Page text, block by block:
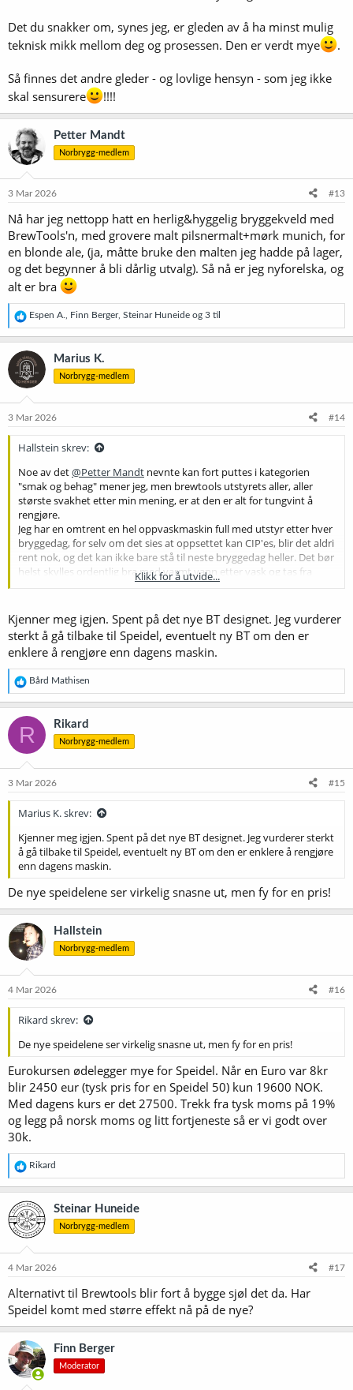
Det du snakker om, synes jeg, er gleden av å ha minst mulig
teknisk mikk mellom deg og prosessen. Den er verdt mye
.
Så finnes det andre gleder - og lovlige hensyn - som jeg ikke
skal sensurere
!!!!
Petter Mandt
Norbrygg-medlem
3 Mar 2026 #13
Nå har jeg nettopp hatt en herlig&hyggelig bryggekveld med
BrewTools'n, med grovere malt pilsnermalt+mørk munich, for
en blonde ale, (ja, måtte bruke den malten jeg hadde på lager,
og det begynner å bli dårlig utvalg). Så nå er jeg nyforelska, og
alt er bra
R
e
a
k
s
j
o
e
Espen A. Finn Berger, Steinar Huneide og 3 til
Marius K.
Norbrygg-medlem
3 Mar 2026 #14
Hallstein skrev:
Noe av det@Petter Mandt nevnte kan fort puttes i kategorien
"smak og behag" mener jeg, men brewtools utstyrets aller, aller
største svakhet etter min mening, er at den er alt for tungvint å
rengjøre.
Jeg har en omtrent en hel oppvaskmaskin full med utstyr etter hver
bryggedag, for selv om det sies at oppsettet kan CIP'es, blir det aldri
rent nok, og det kan ikke bare stå til neste bryggedag heller. Det bør
helst skylles ordentlig bra med varmt vann etter vask og tas fra
hverandre sånn at det får lufttørket skikkelig.
Når jeg brygga med speidel var følelsen etter hver bryggedag
"søren, var det ikke mer å rengjøre?!"
Nå kjennes det ut som at man aldri blir ferdig.
Hadde Speidel hatt en "Speidel 80L" hadde jeg vurdert å bytta
tilbake igjen, tror jeg.
Speidel 50L blir litt for liten, og 100-litringen er litt for stor, da den er
laget for 130 liter vørter, 100l ferdig øl. (pluss, jeg liker ikke løsningen
med 3 separate meskekurver)
Klikk for å utvide...
Kjenner meg igjen. Spent på det nye BT designet. Jeg vurderer
sterkt å gå tilbake til Speidel, eventuelt ny BT om den er
enklere å rengjøre enn dagens maskin.
R
e
a
k
s
j
o
e
Bård Mathisen
R Rikard
Norbrygg-medlem
3 Mar 2026 #15
Marius K. skrev:
Kjenner meg igjen. Spent på det nye BT designet. Jeg vurderer sterkt
å gå tilbake til Speidel, eventuelt ny BT om den er enklere å rengjøre
enn dagens maskin.
De nye speidelene ser virkelig snasne ut, men fy for en pris!
Hallstein
Norbrygg-medlem
4 Mar 2026 #16
Rikard skrev:
De nye speidelene ser virkelig snasne ut, men fy for en pris!
Eurokursen ødelegger mye for Speidel. Når en Euro var 8kr
blir 2450 eur (tysk pris for en Speidel 50) kun 19600 NOK.
Med dagens kurs er det 27500. Trekk fra tysk moms på 19%
og legg på norsk moms og litt fortjeneste så er vi godt over
30k.
R
e
a
k
s
j
o
e
:
Rikard
Steinar Huneide
Norbrygg-medlem
4 Mar 2026 #17
Alternativt til Brewtools blir fort å bygge sjøl det da. Har
Speidel komt med større effekt nå på de nye?
Finn Berger
Moderator